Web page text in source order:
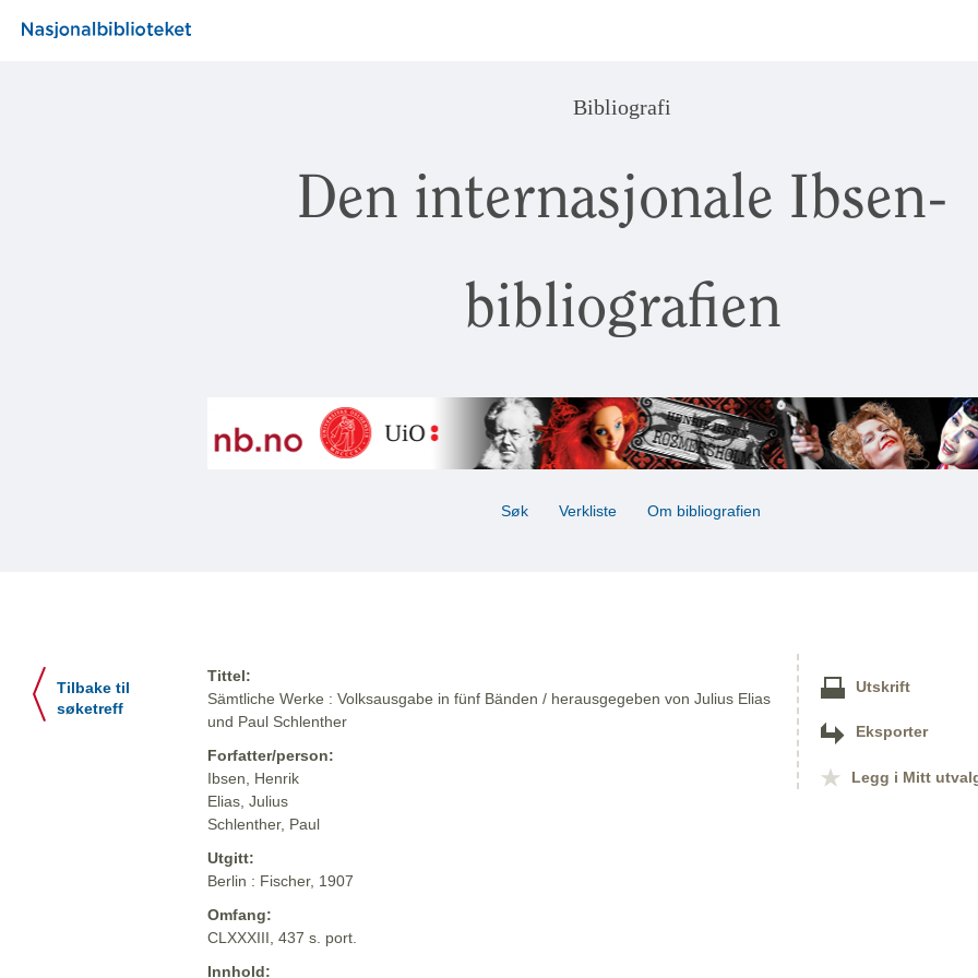
Bibliografi
Den internasjonale Ibsen-
bibliografien
Søk Verkliste Om bibliografien
Tilbake til
søketreff
Tittel:
Sämtliche Werke : Volksausgabe in fünf Bänden / herausgegeben von Julius Elias
und Paul Schlenther
Forfatter/person:
Ibsen, Henrik
Elias, Julius
Schlenther, Paul
Utgitt:
Berlin : Fischer, 1907
Omfang:
CLXXXIII, 437 s. port.
Innhold:
Utskrift
Eksporter
Legg i Mitt